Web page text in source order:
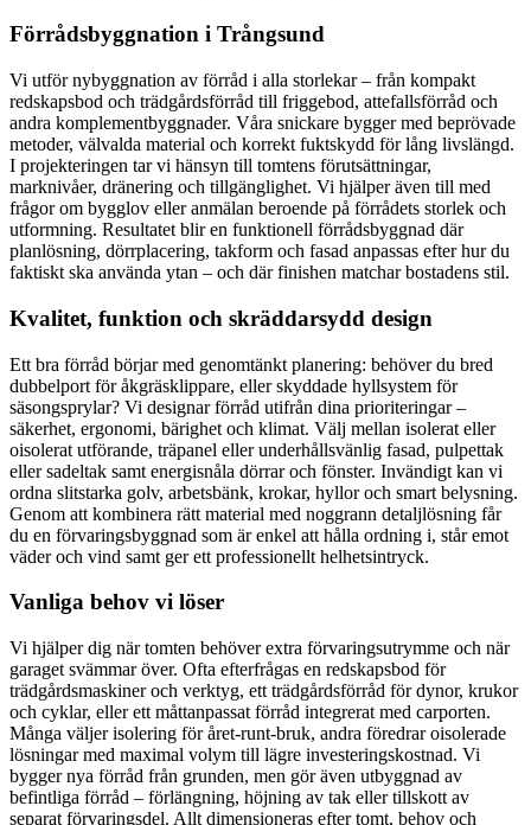
Förrådsbyggnation i Trångsund
Vi utför nybyggnation av förråd i alla storlekar – från kompakt
redskapsbod och trädgårdsförråd till friggebod, attefallsförråd och
andra komplementbyggnader. Våra snickare bygger med beprövade
metoder, välvalda material och korrekt fuktskydd för lång livslängd.
I projekteringen tar vi hänsyn till tomtens förutsättningar,
marknivåer, dränering och tillgänglighet. Vi hjälper även till med
frågor om bygglov eller anmälan beroende på förrådets storlek och
utformning. Resultatet blir en funktionell förrådsbyggnad där
planlösning, dörrplacering, takform och fasad anpassas efter hur du
faktiskt ska använda ytan – och där finishen matchar bostadens stil.
Kvalitet, funktion och skräddarsydd design
Ett bra förråd börjar med genomtänkt planering: behöver du bred
dubbelport för åkgräsklippare, eller skyddade hyllsystem för
säsongsprylar? Vi designar förråd utifrån dina prioriteringar –
säkerhet, ergonomi, bärighet och klimat. Välj mellan isolerat eller
oisolerat utförande, träpanel eller underhållsvänlig fasad, pulpettak
eller sadeltak samt energisnåla dörrar och fönster. Invändigt kan vi
ordna slitstarka golv, arbetsbänk, krokar, hyllor och smart belysning.
Genom att kombinera rätt material med noggrann detaljlösning får
du en förvaringsbyggnad som är enkel att hålla ordning i, står emot
väder och vind samt ger ett professionellt helhetsintryck.
Vanliga behov vi löser
Vi hjälper dig när tomten behöver extra förvaringsutrymme och när
garaget svämmar över. Ofta efterfrågas en redskapsbod för
trädgårdsmaskiner och verktyg, ett trädgårdsförråd för dynor, krukor
och cyklar, eller ett måttanpassat förråd integrerat med carporten.
Många väljer isolering för året-runt-bruk, andra föredrar oisolerade
lösningar med maximal volym till lägre investeringskostnad. Vi
bygger nya förråd från grunden, men gör även utbyggnad av
befintliga förråd – förlängning, höjning av tak eller tillskott av
separat förvaringsdel. Allt dimensioneras efter tomt, behov och